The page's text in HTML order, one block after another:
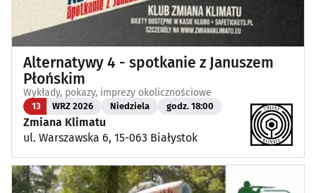
Alternatywy 4 - spotkanie z Januszem
Płońskim
Wykłady, pokazy, imprezy okolicznościowe
13 WRZ 2026 Niedziela godz. 18:00
Zmiana Klimatu
ul. Warszawska 6, 15-063 Białystok